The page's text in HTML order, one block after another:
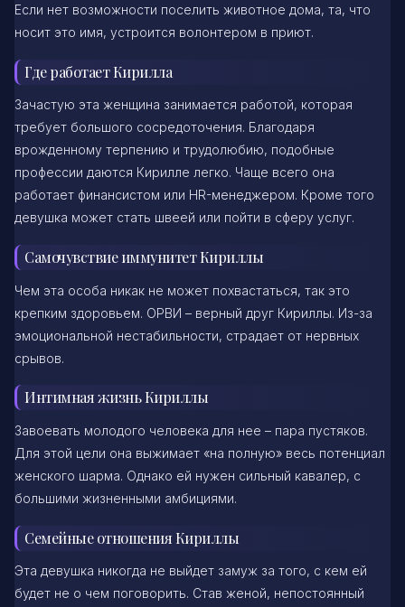
Если нет возможности поселить животное дома, та, что
носит это имя, устроится волонтером в приют.
Где работает Кирилла
Зачастую эта женщина занимается работой, которая
требует большого сосредоточения. Благодаря
врожденному терпению и трудолюбию, подобные
профессии даются Кирилле легко. Чаще всего она
работает финансистом или HR-менеджером. Кроме того
девушка может стать швеей или пойти в сферу услуг.
Самочувствие иммунитет Кириллы
Чем эта особа никак не может похвастаться, так это
крепким здоровьем. ОРВИ – верный друг Кириллы. Из-за
эмоциональной нестабильности, страдает от нервных
срывов.
Интимная жизнь Кириллы
Завоевать молодого человека для нее – пара пустяков.
Для этой цели она выжимает «на полную» весь потенциал
женского шарма. Однако ей нужен сильный кавалер, с
большими жизненными амбициями.
Семейные отношения Кириллы
Эта девушка никогда не выйдет замуж за того, с кем ей
будет не о чем поговорить. Став женой, непостоянный